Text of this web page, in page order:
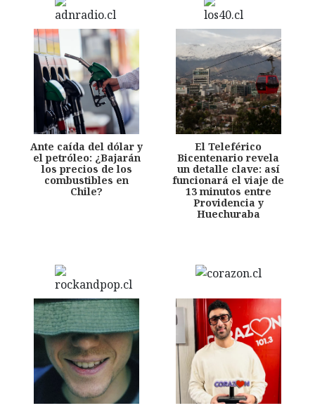
Ante caída del dólar y
el petróleo: ¿Bajarán
los precios de los
combustibles en
Chile?
El Teleférico
Bicentenario revela
un detalle clave: así
funcionará el viaje de
13 minutos entre
Providencia y
Huechuraba